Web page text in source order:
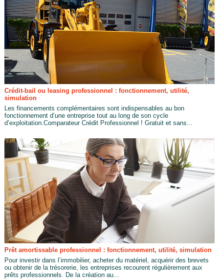
Crédit-bail ou leasing professionnel : fonctionnement, utilité,
simulation
Les financements complémentaires sont indispensables au bon
fonctionnement d’une entreprise tout au long de son cycle
d’exploitation.Comparateur Crédit Professionnel ! Gratuit et sans...
Prêt amortissable professionnel : fonctionnement, utilité, simulation
Pour investir dans l’immobilier, acheter du matériel, acquérir des brevets
ou obtenir de la trésorerie, les entreprises recourent régulièrement aux
prêts professionnels. De la création au...